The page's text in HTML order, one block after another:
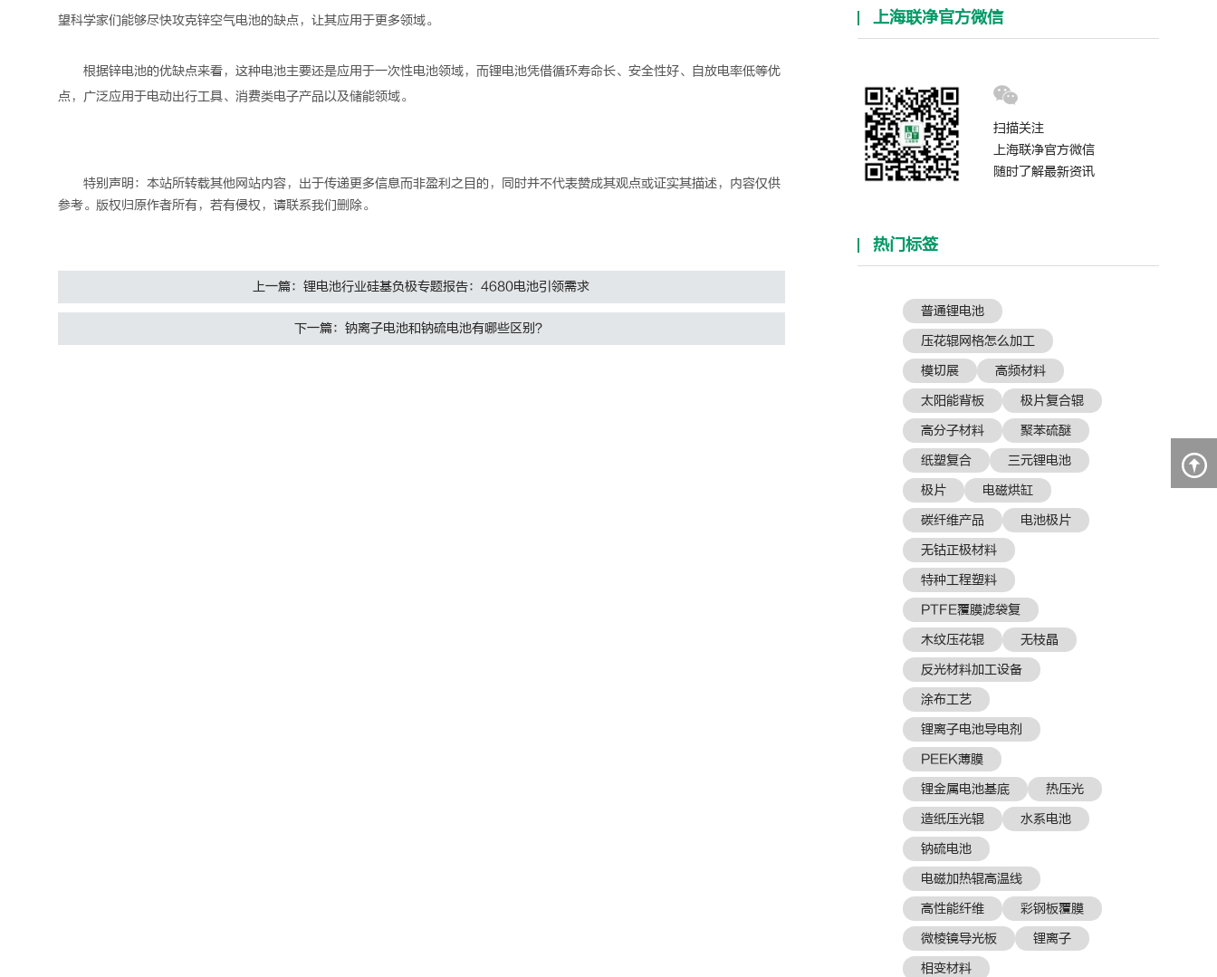
望科学家们能够尽快攻克锌空气电池的缺点，让其应用于更多领域。
根据锌电池的优缺点来看，这种电池主要还是应用于一次性电池领域，而锂电池凭借循环寿命长、安全性好、自放电率低等优
点，广泛应用于电动出行工具、消费类电子产品以及储能领域。
特别声明：本站所转载其他网站内容，出于传递更多信息而非盈利之目的，同时并不代表赞成其观点或证实其描述，内容仅供
参考。版权归原作者所有，若有侵权，请联系我们删除。
上一篇：锂电池行业硅基负极专题报告：4680电池引领需求
下一篇：钠离子电池和钠硫电池有哪些区别？
上海联净官方微信
扫描关注
上海联净官方微信
随时了解最新资讯
热门标签
普通锂电池
压花辊网格怎么加工
模切展
高频材料
太阳能背板
极片复合辊
高分子材料
聚苯硫醚
纸塑复合
三元锂电池
极片
电磁烘缸
碳纤维产品
电池极片
无钴正极材料
特种工程塑料
PTFE覆膜滤袋复
木纹压花辊
无枝晶
反光材料加工设备
涂布工艺
锂离子电池导电剂
PEEK薄膜
锂金属电池基底
热压光
造纸压光辊
水系电池
钠硫电池
电磁加热辊高温线
高性能纤维
彩钢板覆膜
微棱镜导光板
锂离子
相变材料